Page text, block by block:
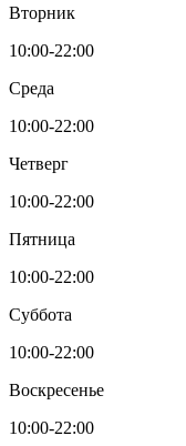
Вторник
10:00-22:00
Среда
10:00-22:00
Четверг
10:00-22:00
Пятница
10:00-22:00
Суббота
10:00-22:00
Воскресенье
10:00-22:00